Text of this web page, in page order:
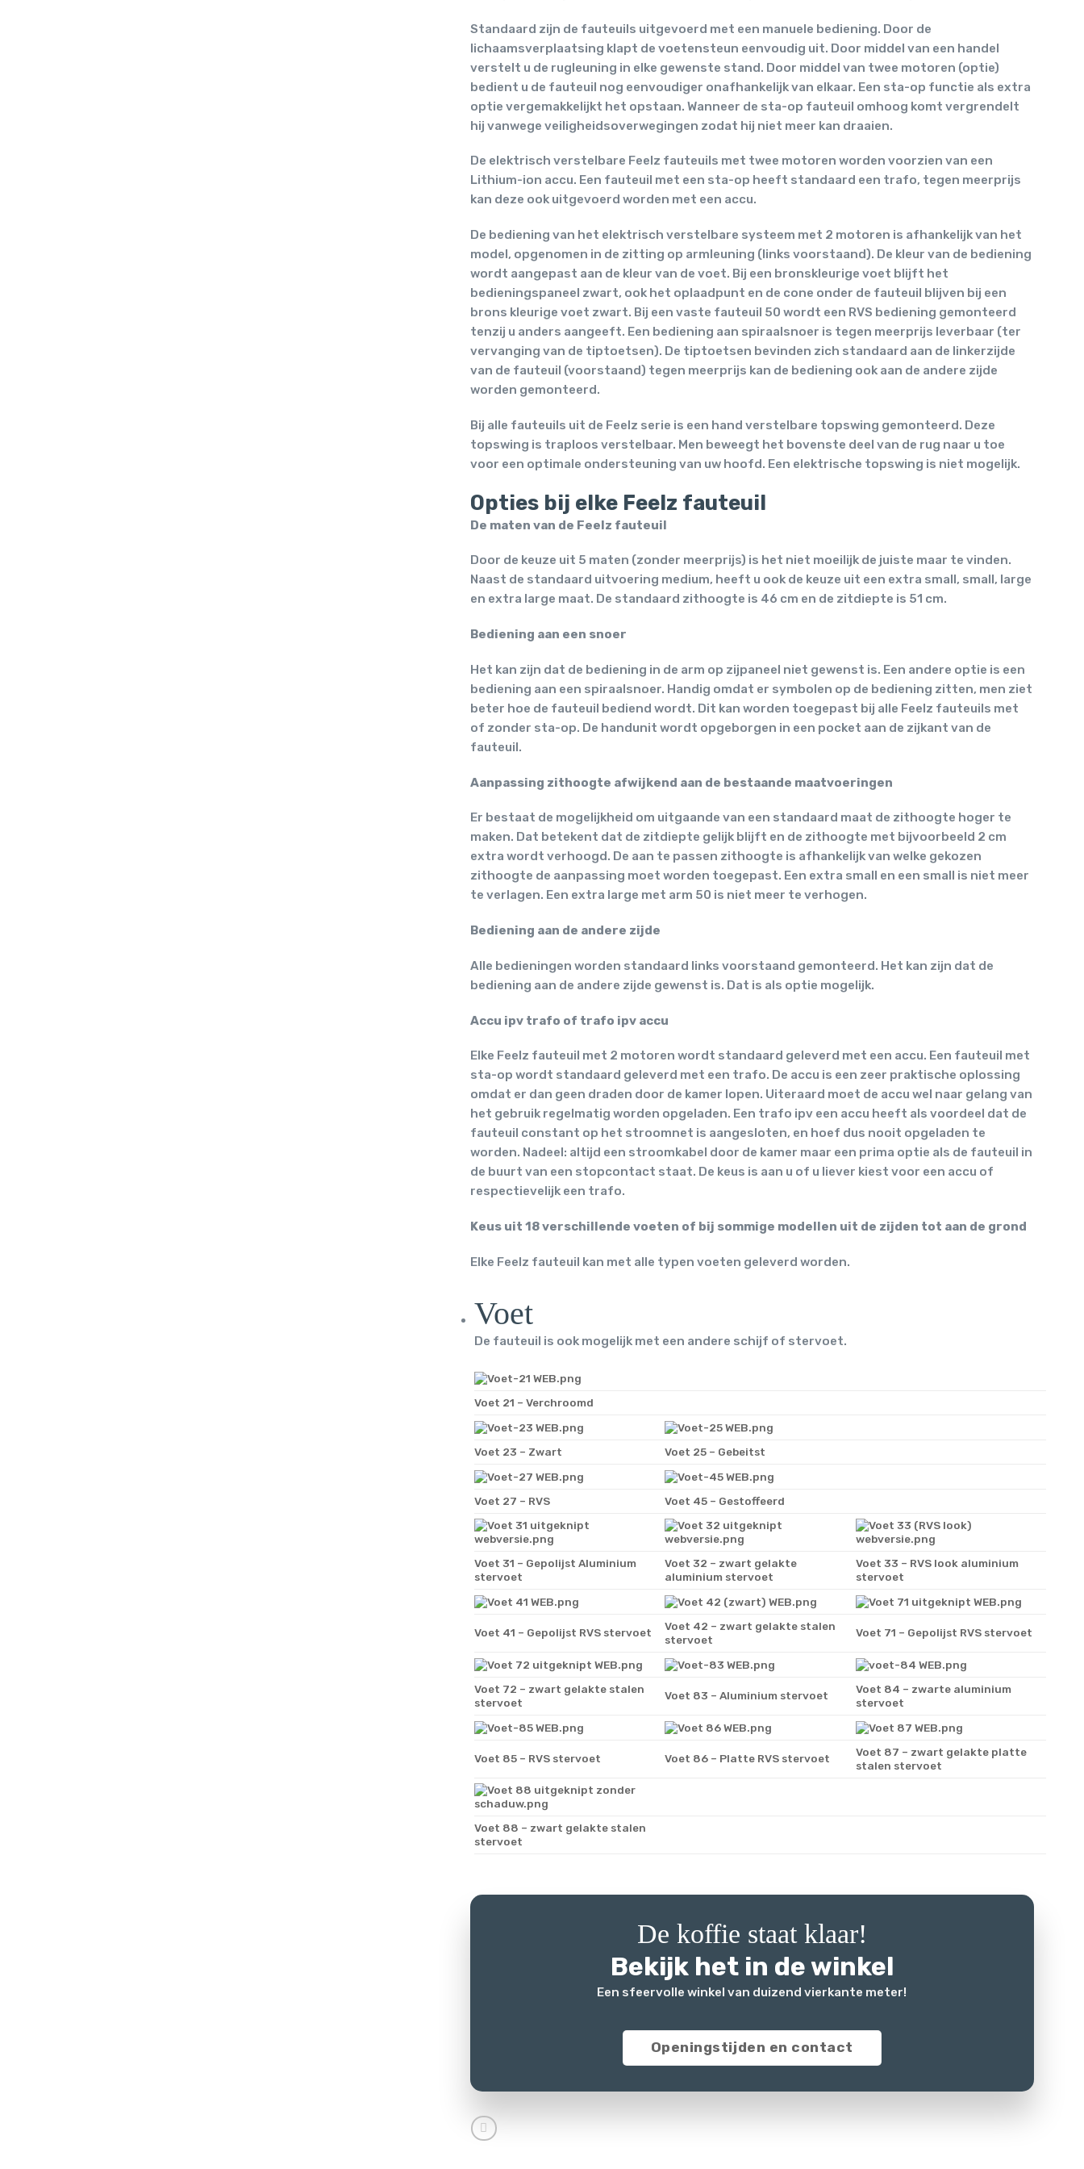
Standaard zijn de fauteuils uitgevoerd met een manuele bediening. Door de
lichaamsverplaatsing klapt de voetensteun eenvoudig uit. Door middel van een handel
verstelt u de rugleuning in elke gewenste stand. Door middel van twee motoren (optie)
bedient u de fauteuil nog eenvoudiger onafhankelijk van elkaar. Een sta-op functie als extra
optie vergemakkelijkt het opstaan. Wanneer de sta-op fauteuil omhoog komt vergrendelt
hij vanwege veiligheidsoverwegingen zodat hij niet meer kan draaien.
De elektrisch verstelbare Feelz fauteuils met twee motoren worden voorzien van een
Lithium-ion accu. Een fauteuil met een sta-op heeft standaard een trafo, tegen meerprijs
kan deze ook uitgevoerd worden met een accu.
De bediening van het elektrisch verstelbare systeem met 2 motoren is afhankelijk van het
model, opgenomen in de zitting op armleuning (links voorstaand). De kleur van de bediening
wordt aangepast aan de kleur van de voet. Bij een bronskleurige voet blijft het
bedieningspaneel zwart, ook het oplaadpunt en de cone onder de fauteuil blijven bij een
brons kleurige voet zwart. Bij een vaste fauteuil 50 wordt een RVS bediening gemonteerd
tenzij u anders aangeeft. Een bediening aan spiraalsnoer is tegen meerprijs leverbaar (ter
vervanging van de tiptoetsen). De tiptoetsen bevinden zich standaard aan de linkerzijde
van de fauteuil (voorstaand) tegen meerprijs kan de bediening ook aan de andere zijde
worden gemonteerd.
Bij alle fauteuils uit de Feelz serie is een hand verstelbare topswing gemonteerd. Deze
topswing is traploos verstelbaar. Men beweegt het bovenste deel van de rug naar u toe
voor een optimale ondersteuning van uw hoofd. Een elektrische topswing is niet mogelijk.
Opties bij elke Feelz fauteuil
De maten van de Feelz fauteuil
Door de keuze uit 5 maten (zonder meerprijs) is het niet moeilijk de juiste maar te vinden.
Naast de standaard uitvoering medium, heeft u ook de keuze uit een extra small, small, large
en extra large maat. De standaard zithoogte is 46 cm en de zitdiepte is 51 cm.
Bediening aan een snoer
Het kan zijn dat de bediening in de arm op zijpaneel niet gewenst is. Een andere optie is een
bediening aan een spiraalsnoer. Handig omdat er symbolen op de bediening zitten, men ziet
beter hoe de fauteuil bediend wordt. Dit kan worden toegepast bij alle Feelz fauteuils met
of zonder sta-op. De handunit wordt opgeborgen in een pocket aan de zijkant van de
fauteuil.
Aanpassing zithoogte afwijkend aan de bestaande maatvoeringen
Er bestaat de mogelijkheid om uitgaande van een standaard maat de zithoogte hoger te
maken. Dat betekent dat de zitdiepte gelijk blijft en de zithoogte met bijvoorbeeld 2 cm
extra wordt verhoogd. De aan te passen zithoogte is afhankelijk van welke gekozen
zithoogte de aanpassing moet worden toegepast. Een extra small en een small is niet meer
te verlagen. Een extra large met arm 50 is niet meer te verhogen.
Bediening aan de andere zijde
Alle bedieningen worden standaard links voorstaand gemonteerd. Het kan zijn dat de
bediening aan de andere zijde gewenst is. Dat is als optie mogelijk.
Accu ipv trafo of trafo ipv accu
Elke Feelz fauteuil met 2 motoren wordt standaard geleverd met een accu. Een fauteuil met
sta-op wordt standaard geleverd met een trafo. De accu is een zeer praktische oplossing
omdat er dan geen draden door de kamer lopen. Uiteraard moet de accu wel naar gelang van
het gebruik regelmatig worden opgeladen. Een trafo ipv een accu heeft als voordeel dat de
fauteuil constant op het stroomnet is aangesloten, en hoef dus nooit opgeladen te
worden. Nadeel: altijd een stroomkabel door de kamer maar een prima optie als de fauteuil in
de buurt van een stopcontact staat. De keus is aan u of u liever kiest voor een accu of
respectievelijk een trafo.
Keus uit 18 verschillende voeten of bij sommige modellen uit de zijden tot aan de grond
Elke Feelz fauteuil kan met alle typen voeten geleverd worden.
Voet
De fauteuil is ook mogelijk met een andere schijf of stervoet.
Voet 21 – Verchroomd
Voet 23 – Zwart Voet 25 – Gebeitst
Voet 27 – RVS Voet 45 – Gestoffeerd
Voet 31 – Gepolijst Aluminium
stervoet
Voet 32 – zwart gelakte
aluminium stervoet
Voet 33 – RVS look aluminium
stervoet
Voet 41 – Gepolijst RVS stervoet
Voet 42 – zwart gelakte stalen
stervoet
Voet 71 – Gepolijst RVS stervoet
Voet 72 – zwart gelakte stalen
stervoet
Voet 83 – Aluminium stervoet
Voet 84 – zwarte aluminium
stervoet
Voet 85 – RVS stervoet Voet 86 – Platte RVS stervoet
Voet 87 – zwart gelakte platte
stalen stervoet
Voet 88 – zwart gelakte stalen
stervoet
De koffie staat klaar!
Bekijk het in de winkel
Een sfeervolle winkel van duizend vierkante meter!
Openingstijden en contact